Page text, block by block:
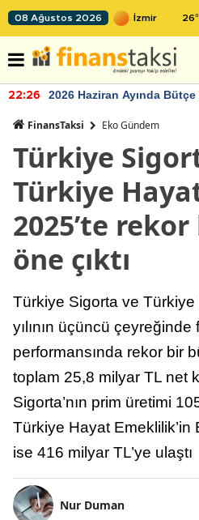
08 Ağustos 2026 26°
22:26 2026 Haziran Ayında Bütçe
FinansTaksi Eko Gündem
Türkiye
Türkiye
2025’te
öne çıktı
Türkiye Sigorta ve
yılının üçüncü çeyreğinde
performansında rekor bir
toplam 25,8 milyar TL net
Sigorta’nın prim üretimi
Türkiye Hayat
ise 416 milyar TL’ye ulaştı
Nur Duman